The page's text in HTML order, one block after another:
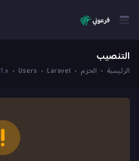
التنصيب
الرئيسية الحزم Laravel
Users
1.x